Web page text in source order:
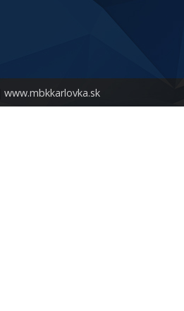
www.mbkkarlovka.sk